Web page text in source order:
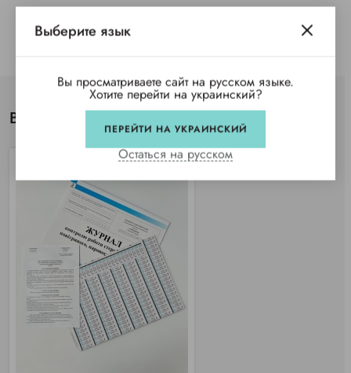
Вы просматривали
Выберите язык
Вы просматриваете сайт на русском языке.
Хотите перейти на украинский?
ПЕРЕЙТИ НА УКРАИНСКИЙ
Остаться на русском